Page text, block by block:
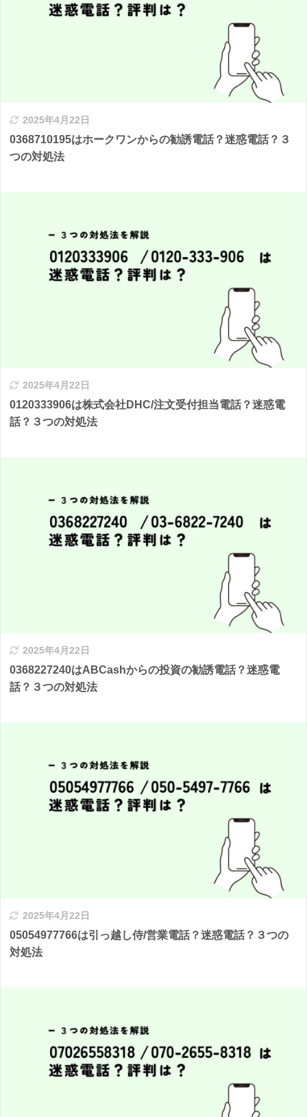
2025年4月22日
0368710195はホークワンからの勧誘電話？迷惑電話？３
つの対処法
2025年4月22日
0120333906は株式会社DHC/注文受付担当電話？迷惑電
話？３つの対処法
2025年4月22日
0368227240はABCashからの投資の勧誘電話？迷惑電
話？３つの対処法
2025年4月22日
05054977766は引っ越し侍/営業電話？迷惑電話？３つの
対処法